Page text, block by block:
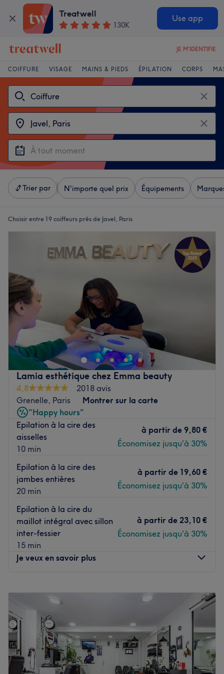
Treatwell
130K
Use app
JE M'IDENTIFIE
COIFFURE VISAGE MAINS & PIEDS ÉPILATION CORPS
Trier par N'importe quel prix Équipements
Choisir entre 19 coiffeurs près de Javel, Paris
Lamia esthétique chez Emma beauty
4,8
2018 avis
Grenelle, Paris
Montrer sur la carte
"Happy hours"
Epilation à la cire des
aisselles
10 min
à partir de 9,80 €
Économisez jusqu'à 30%
Epilation à la cire des
jambes entières
20 min
à partir de 19,60 €
Économisez jusqu'à 30%
Epilation à la cire du
maillot intégral avec sillon
inter-fessier
15 min
à partir de 23,10 €
Économisez jusqu'à 30%
Je veux en savoir plus
10:00
Mercredi
20:00
Vendredi
10:00
20:00
Samedi
10:00–19:00
Dimanche
Fermé